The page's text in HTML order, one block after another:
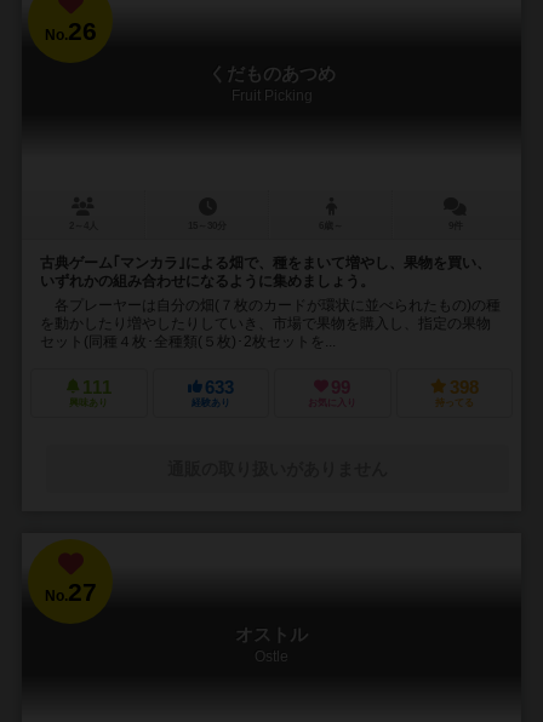
No.26
くだものあつめ
Fruit Picking
古典ゲーム｢マンカラ｣による畑で、種をまいて増やし、果物を買い、
いずれかの組み合わせになるように集めましょう。
各プレーヤーは自分の畑(７枚のカードが環状に並べられたもの)の種
を動かしたり増やしたりしていき、市場で果物を購入し、指定の果物
セット(同種４枚･全種類(５枚)･2枚セットを...
111
興味あり
633
経験あり
99
お気に入り
398
持ってる
No.27
オストル
Ostle